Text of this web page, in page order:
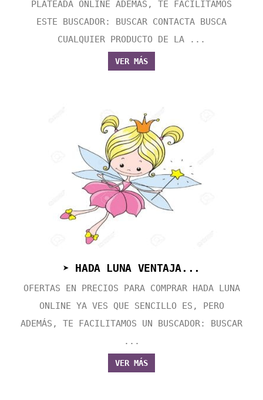
PLATEADA ONLINE ADEMÁS, TE FACILITAMOS
ESTE BUSCADOR: BUSCAR CONTACTA BUSCA
CUALQUIER PRODUCTO DE LA ...
VER MÁS
➤ HADA LUNA VENTAJA...
OFERTAS EN PRECIOS PARA COMPRAR HADA LUNA
ONLINE YA VES QUE SENCILLO ES, PERO
ADEMÁS, TE FACILITAMOS UN BUSCADOR: BUSCAR
...
VER MÁS